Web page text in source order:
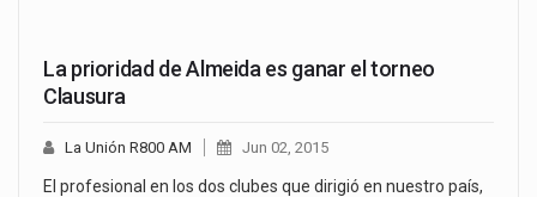
La prioridad de Almeida es ganar el torneo
Clausura
La Unión R800 AM Jun 02, 2015
El profesional en los dos clubes que dirigió en nuestro país,